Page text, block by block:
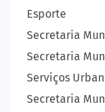
Esporte
Secretaria
Secretaria
Serviços
Secretaria